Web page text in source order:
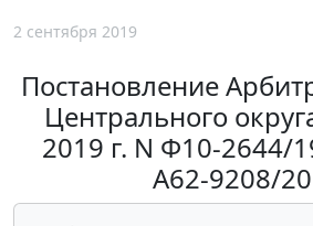
2 сентября 2019
Постановление
Центрального
2019 г. N Ф10-2644/
А62-9208/